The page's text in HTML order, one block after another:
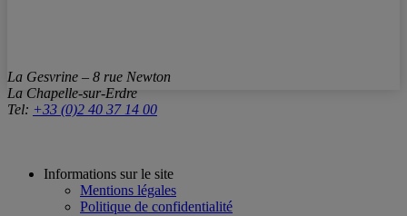
La Gesvrine – 8 rue Newton
La Chapelle-sur-Erdre
Tel: +33 (0)2 40 37 14 00
Informations sur le site
Mentions légales
Politique de confidentialité